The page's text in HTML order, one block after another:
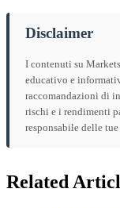
Disclaimer
I contenuti su
educativo e
raccomandazioni di
rischi e i rendimenti
responsabile delle
Related